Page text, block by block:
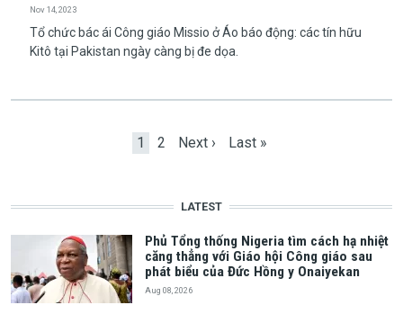
Nov 14, 2023
​​​​​​​Tổ chức bác ái Công giáo Missio ở Áo báo động: các tín hữu
Kitô tại Pakistan ngày càng bị đe dọa.
Current page
1 Page
2 Next page
Next › Last page
Last »
LATEST
Phủ Tổng thống Nigeria tìm cách hạ nhiệt
căng thẳng với Giáo hội Công giáo sau
phát biểu của Đức Hồng y Onaiyekan
Aug 08, 2026